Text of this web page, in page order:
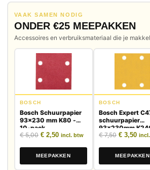
VAAK SAMEN NODIG
ONDER €25 MEEPAKKEN
Accessoires en verbruiksmateriaal die je
BOSCH
Bosch Schuurpapier
93x230 mm K80 -
10-pack
€5,00 Oorspronkelijke prijs was: € 5,00.
€ 2,50Huidige prijs is: € 2,50.
incl. btw
MEEPAKKEN
BOSCH
Bosch Expert
schuurpapier
93x230mm
stuks
€7,50 € 3,50
MEEPAKKEN